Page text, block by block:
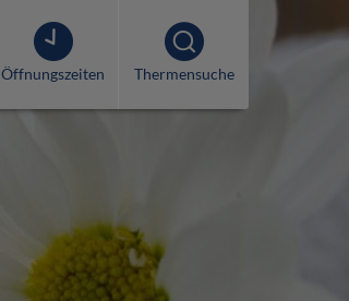
Öffnungszeiten Thermensuche